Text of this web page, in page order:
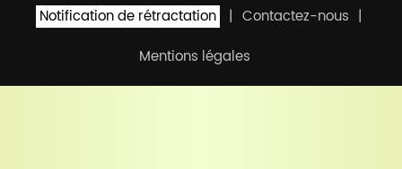
Notification de rétractation
Contactez-nous
Mentions légales